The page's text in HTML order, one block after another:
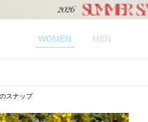
WOMEN MEN
スナップ